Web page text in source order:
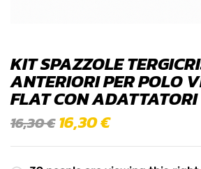
KIT SPAZZOLE
ANTERIORI PER POLO
FLAT CON ADATTATORI
16,30€ 16,30€